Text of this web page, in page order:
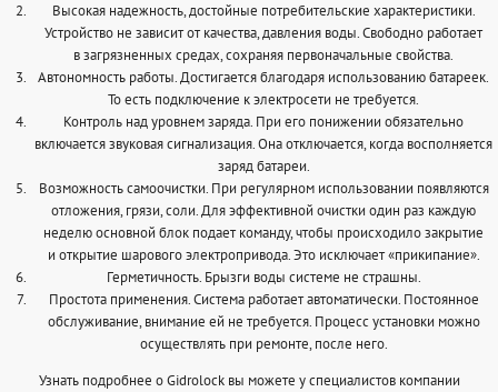
Высокая надежность, достойные потребительские характеристики.
Устройство не зависит от качества, давления воды. Свободно работает
в загрязненных средах, сохраняя первоначальные свойства.
Автономность работы. Достигается благодаря использованию батареек.
То есть подключение к электросети не требуется.
Контроль над уровнем заряда. При его понижении обязательно
включается звуковая сигнализация. Она отключается, когда восполняется
заряд батареи.
Возможность самоочистки. При регулярном использовании появляются
отложения, грязи, соли. Для эффективной очистки один раз каждую
неделю основной блок подает команду, чтобы происходило закрытие
и открытие шарового электропривода. Это исключает «прикипание».
Герметичность. Брызги воды системе не страшны.
Простота применения. Система работает автоматически. Постоянное
обслуживание, внимание ей не требуется. Процесс установки можно
осуществлять при ремонте, после него.
Узнать подробнее о Gidrolock вы можете у специалистов компании